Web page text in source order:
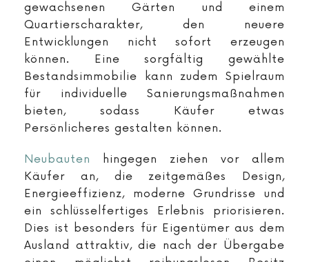
gewachsenen Gärten und einem
Quartierscharakter, den neuere
Entwicklungen nicht sofort erzeugen
können. Eine sorgfältig gewählte
Bestandsimmobilie kann zudem Spielraum
für individuelle Sanierungsmaßnahmen
bieten, sodass Käufer etwas
Persönlicheres gestalten können.
Neubauten hingegen ziehen vor allem
Käufer an, die zeitgemäßes Design,
Energieeffizienz, moderne Grundrisse und
ein schlüsselfertiges Erlebnis priorisieren.
Dies ist besonders für Eigentümer aus dem
Ausland attraktiv, die nach der Übergabe